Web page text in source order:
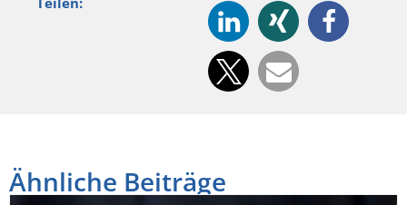
Ähnliche Beiträge